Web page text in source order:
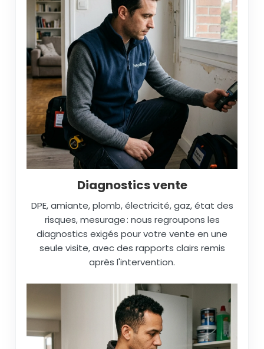
Diagnostics vente
DPE, amiante, plomb, électricité, gaz, état des
risques, mesurage : nous regroupons les
diagnostics exigés pour votre vente en une
seule visite, avec des rapports clairs remis
après l'intervention.